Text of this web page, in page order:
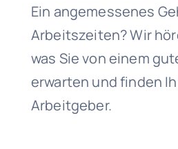
Ein angemessenes
Arbeitszeiten? Wir
was Sie von einem
erwarten und finden
Arbeitgeber.